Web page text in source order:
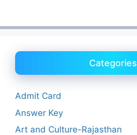
Categories
Admit Card
Answer Key
Art and Culture-Rajasthan